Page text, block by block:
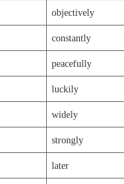
objectively
constantly
peacefully
luckily
widely
strongly
later